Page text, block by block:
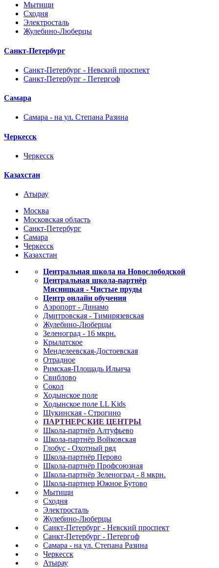
Мытищи
Сходня
Электросталь
Жулебино-Люберцы
Санкт-Петербург
Санкт-Петербург - Невский проспект
Санкт-Петербург - Петергоф
Самара
Самара - на ул. Степана Разина
Черкесск
Черкесск
Казахстан
Атырау
Москва
Московская область
Санкт-Петербург
Самара
Черкесск
Казахстан
Центральная школа на Новослободской
Центральная школа-партнёр
Мясницкая - Чистые пруды
Центр онлайн обучения
Аэропорт - Динамо
Дмитровская - Тимирязевская
Жулебино-Люберцы
Зеленоград - 16 мкрн.
Крылатское
Менделеевская-Достоевская
Отрадное
Римская-Площадь Ильича
Свиблово
Сокол
Ходынское поле
Ходынское поле LL Kids
Щукинская - Строгино
ПАРТНЕРСКИЕ ЦЕНТРЫ
Школа-партнёр Алтуфьево
Школа-партнёр Войковская
Глобус - Охотный ряд
Школа-партнёр Перово
Школа-партнёр Профсоюзная
Школа-партнёр Зеленоград - 8 мкрн.
Школа-партнер Южное Бутово
Мытищи
Сходня
Электросталь
Жулебино-Люберцы
Санкт-Петербург - Невский проспект
Санкт-Петербург - Петергоф
Самара - на ул. Степана Разина
Черкесск
Атырау